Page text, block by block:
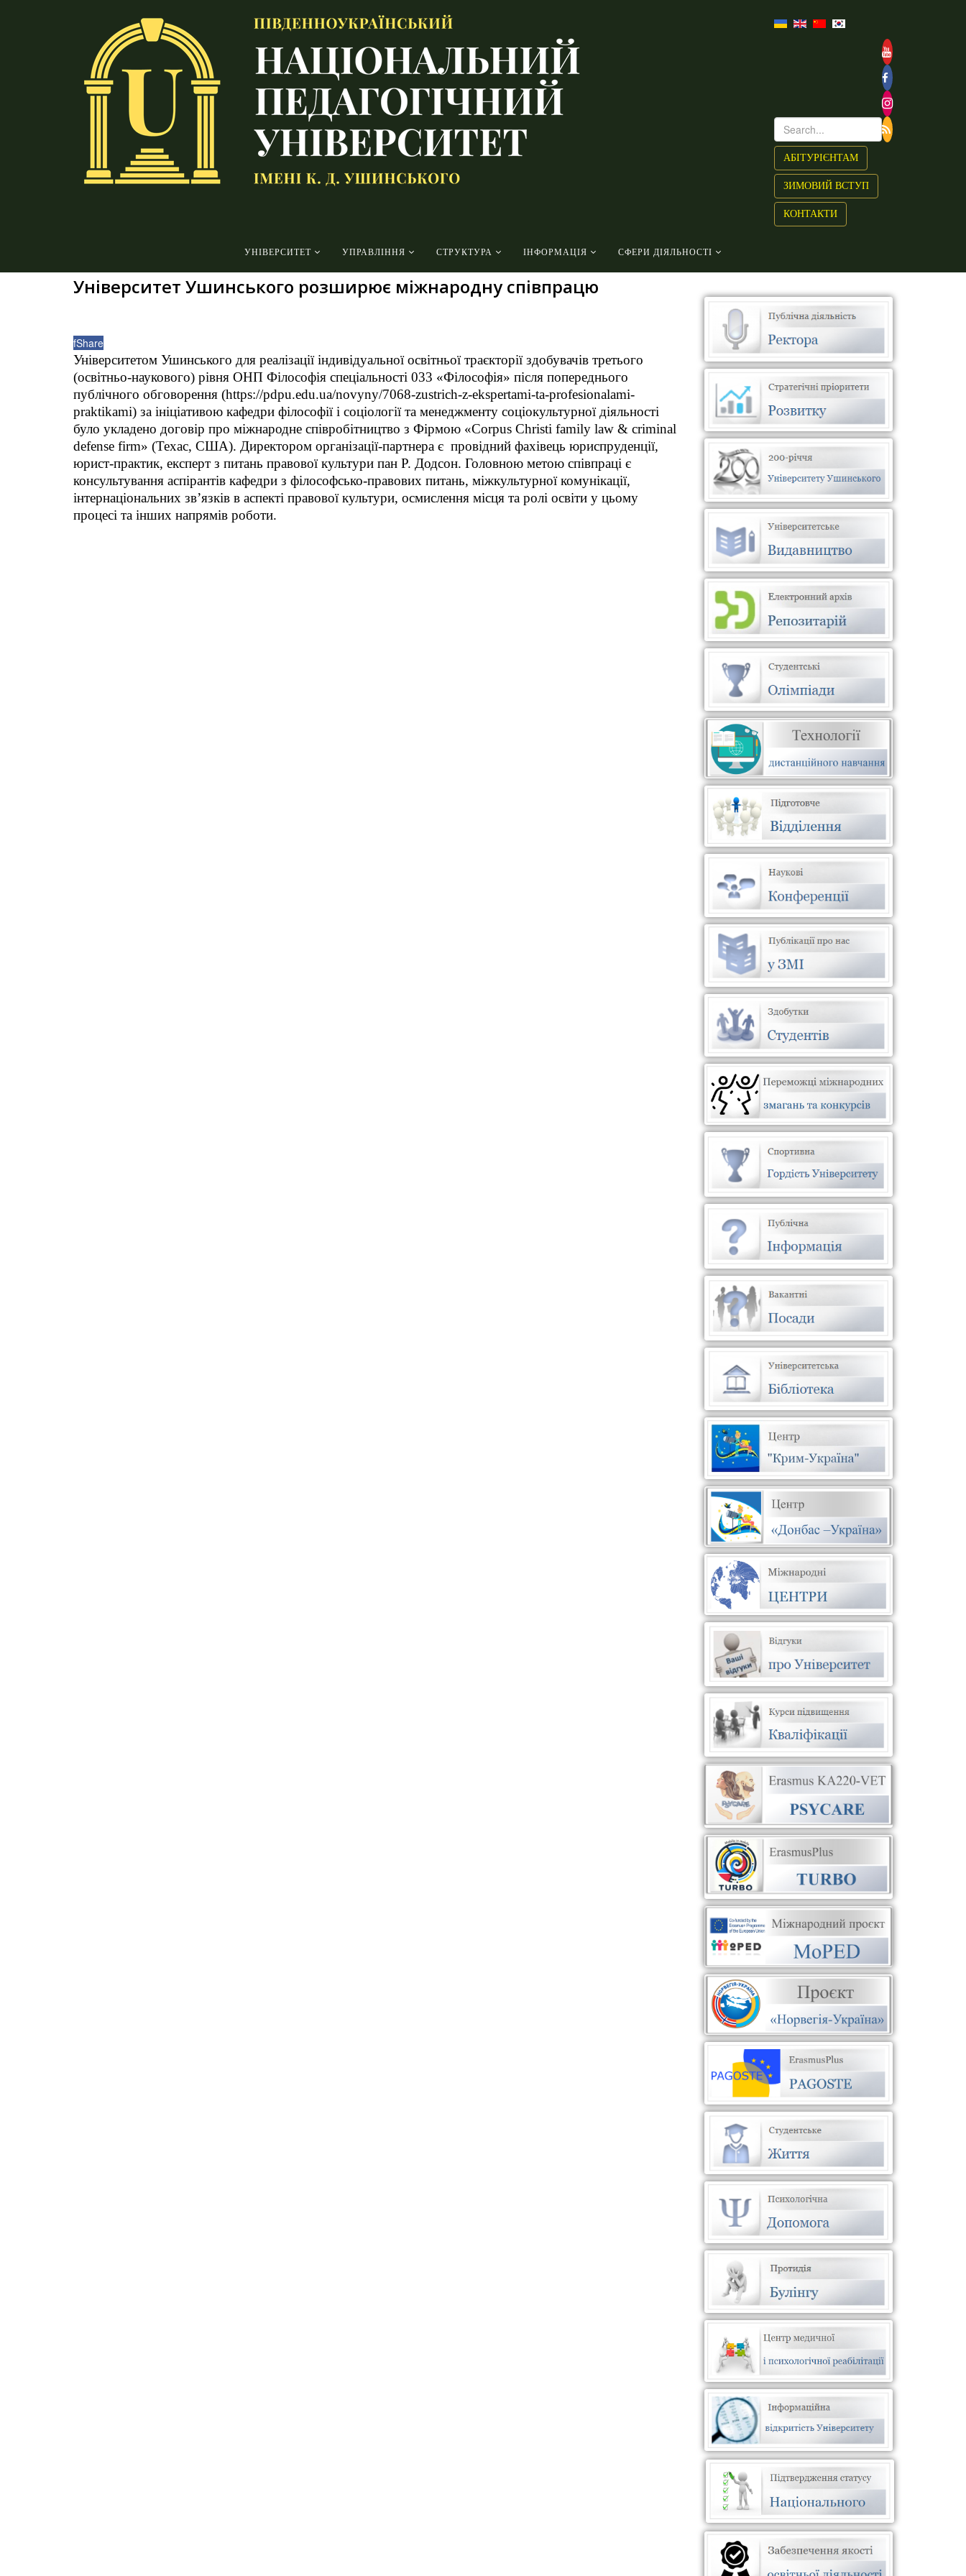
АБІТУРІЄНТАМ
ЗИМОВИЙ ВСТУП
КОНТАКТИ
УНІВЕРСИТЕТ УПРАВЛІННЯ СТРУКТУРА ІНФОРМАЦІЯ СФЕРИ ДІЯЛЬНОСТІ
Університет Ушинського розширює міжнародну співпрацю
fShare
Університетом Ушинського для реалізації індивідуальної освітньої траєкторії здобувачів третього
(освітньо-наукового) рівня ОНП Філософія спеціальності 033 «Філософія» після попереднього
публічного обговорення (https://pdpu.edu.ua/novyny/7068-zustrich-z-ekspertami-ta-profesionalami-
praktikami) за ініціативою кафедри філософії і соціології та менеджменту соціокультурної діяльності
було укладено договір про міжнародне співробітництво з Фірмою «Corpus Christi family law & criminal
defense firm» (Техас, США). Директором організації-партнера є провідний фахівець юриспруденції,
юрист-практик, експерт з питань правової культури пан Р. Додсон. Головною метою співпраці є
консультування аспірантів кафедри з філософсько-правових питань, міжкультурної комунікації,
інтернаціональних зв’язків в аспекті правової культури, осмислення місця та ролі освіти у цьому
процесі та інших напрямів роботи.